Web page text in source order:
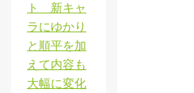
ト 新キャ
ラにゆかり
と順平を加
えて内容も
大幅に変化